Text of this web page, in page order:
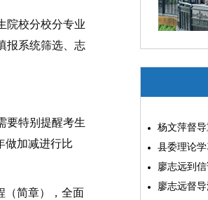
院校分校分专业
报系统筛选、志
要特别提醒考生
做加减进行比
（简章），全面
杨文萍督导
县委理论
廖志远到
廖志远督